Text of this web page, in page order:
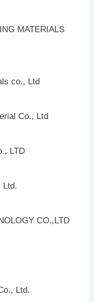
MATERIALS
co., Ltd
Co., Ltd
LTD
Ltd.
CO.,LTD
Ltd.